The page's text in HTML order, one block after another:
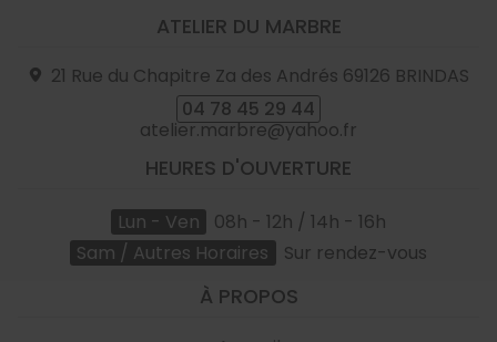
ATELIER DU MARBRE
21 Rue du Chapitre Za des Andrés 69126 BRINDAS
04 78 45 29 44
atelier.marbre@yahoo.fr
HEURES D'OUVERTURE
Lun - Ven
08h - 12h / 14h - 16h
Sam / Autres Horaires
Sur rendez-vous
À PROPOS